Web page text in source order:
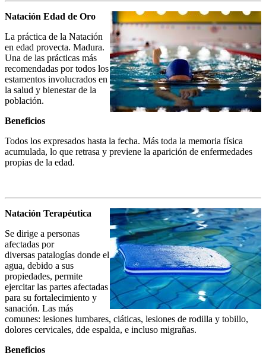
Natación Edad de Oro
La práctica de la Natación
en edad provecta. Madura.
Una de las prácticas más
recomendadas por todos los
estamentos involucrados en
la salud y bienestar de la
población.
Beneficios
Todos los expresados hasta la fecha. Más toda la memoria física
acumulada, lo que retrasa y previene la aparición de enfermedades
propias de la edad.
Natación Terapéutica
Se dirige a personas
afectadas por
diversas patalogías donde el
agua, debido a sus
propiedades, permite
ejercitar las partes afectadas
para su fortalecimiento y
sanación. Las más
comunes: lesiones lumbares, ciáticas, lesiones de rodilla y tobillo,
dolores cervicales, dde espalda, e incluso migrañas.
Beneficios